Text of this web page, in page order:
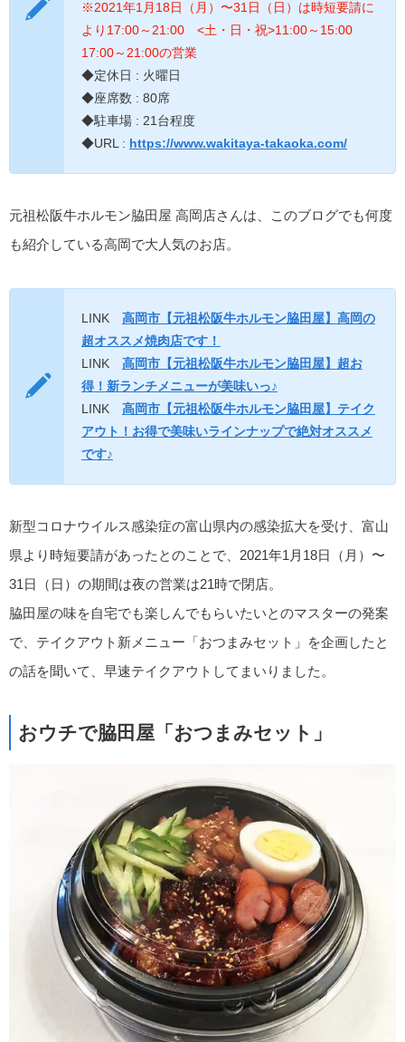
※2021年1月18日（月）〜31日（日）は時短要請に
より17:00～21:00 <土・日・祝>11:00～15:00
17:00～21:00の営業
◆定休日 : 火曜日
◆座席数 : 80席
◆駐車場 : 21台程度
◆URL : https://www.wakitaya-takaoka.com/
元祖松阪牛ホルモン脇田屋 高岡店さんは、このブログでも何度
も紹介している高岡で大人気のお店。
LINK 高岡市【元祖松阪牛ホルモン脇田屋】高岡の
超オススメ焼肉店です！
LINK 高岡市【元祖松阪牛ホルモン脇田屋】超お
得！新ランチメニューが美味いっ♪
LINK 高岡市【元祖松阪牛ホルモン脇田屋】テイク
アウト！お得で美味いラインナップで絶対オススメ
です♪
新型コロナウイルス感染症の富山県内の感染拡大を受け、富山
県より時短要請があったとのことで、2021年1月18日（月）〜
31日（日）の期間は夜の営業は21時で閉店。
脇田屋の味を自宅でも楽しんでもらいたいとのマスターの発案
で、テイクアウト新メニュー「おつまみセット」を企画したと
の話を聞いて、早速テイクアウトしてまいりました。
おウチで脇田屋「おつまみセット」